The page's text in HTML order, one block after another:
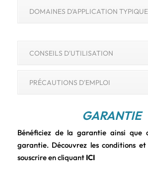
DOMAINES D'APPLICATION
CONSEILS D'UTILISATION
PRÉCAUTIONS D'EMPLOI
GARANTIE
Bénéficiez de la garantie ainsi que
garantie. Découvrez les conditions
souscrire en cliquant ICI